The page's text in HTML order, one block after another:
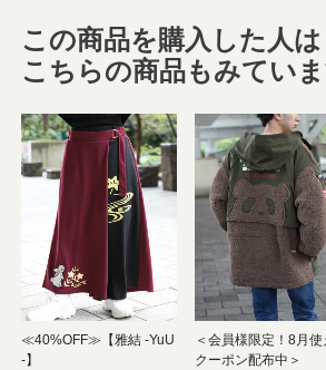
この商品を購入した人は
こちらの商品もみてい
≪40%OFF≫【雅結 -YuU
-】
＜会員様限定！8月使
クーポン配布中＞